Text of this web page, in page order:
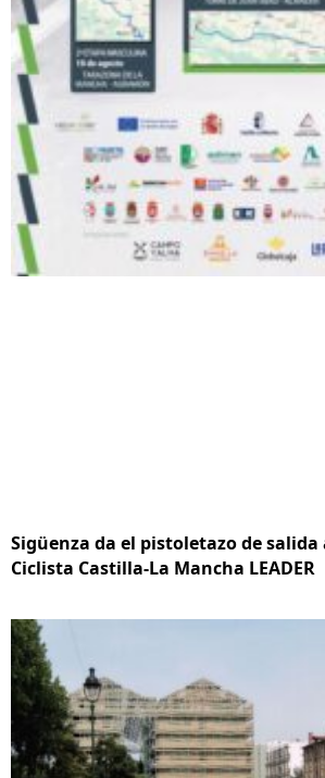
Sigüenza da el pistoletazo de
Ciclista Castilla-La Mancha LEADER